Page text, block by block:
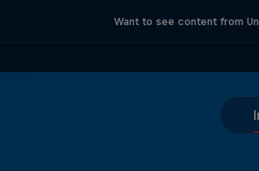
Want to see content from